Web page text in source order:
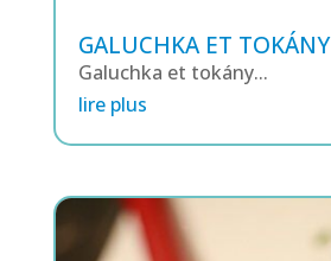
GALUCHKA ET TOKÁNY
Galuchka et tokány...
lire plus